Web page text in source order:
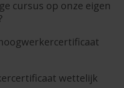
cursus op onze eigen
wettelijk